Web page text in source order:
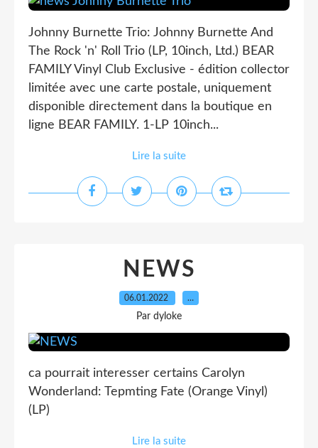
Johnny Burnette Trio: Johnny Burnette And
The Rock 'n' Roll Trio (LP, 10inch, Ltd.) BEAR
FAMILY Vinyl Club Exclusive - édition collector
limitée avec une carte postale, uniquement
disponible directement dans la boutique en
ligne BEAR FAMILY. 1-LP 10inch...
Lire la suite
NEWS
06.01.2022 …
Par dyloke
ca pourrait interesser certains Carolyn
Wonderland: Tepmting Fate (Orange Vinyl)
(LP)
Lire la suite